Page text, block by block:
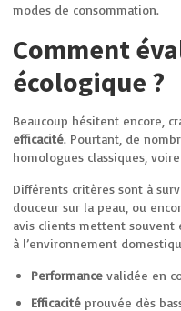
modes de consommation.
Comment
écologique ?
Beaucoup hésitent encore,
efficacité. Pourtant, de
homologues classiques,
Différents critères sont à
douceur sur la peau, ou
avis clients mettent souvent
à l’environnement
Performance validée en
Efficacité prouvée dès